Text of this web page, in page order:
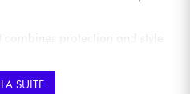
protection and style
SUITE